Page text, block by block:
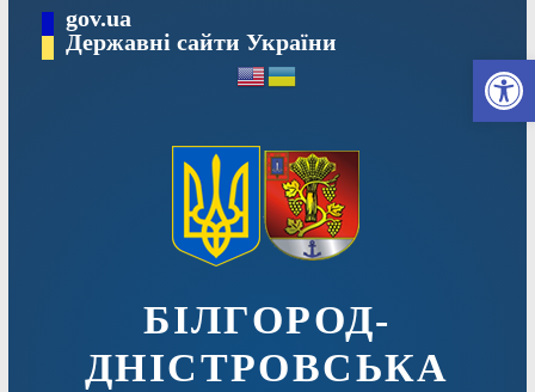
вмісту
gov.ua
Державні сайти України
БІЛГОРОД-
ДНІСТРОВСЬКА